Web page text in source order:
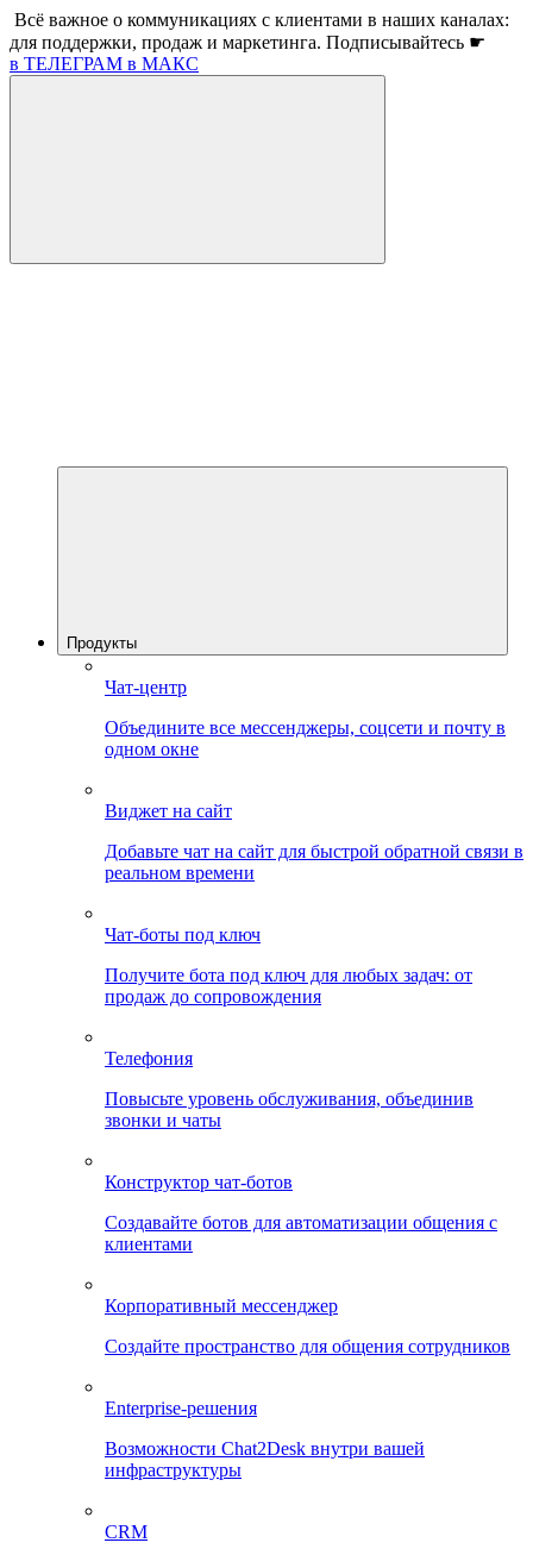
Всё важное о коммуникациях с клиентами в наших каналах:
для поддержки, продаж и маркетинга. Подписывайтесь ☛
в ТЕЛЕГРАМ в МАКС
Продукты
Чат-центр
Объедините все мессенджеры, соцсети и почту в
одном окне
Виджет на сайт
Добавьте чат на сайт для быстрой обратной связи в
реальном времени
Чат-боты под ключ
Получите бота под ключ для любых задач: от
продаж до сопровождения
Телефония
Повысьте уровень обслуживания, объединив
звонки и чаты
Конструктор чат-ботов
Создавайте ботов для автоматизации общения с
клиентами
Корпоративный мессенджер
Создайте пространство для общения сотрудников
Enterprise-решения
Возможности Chat2Desk внутри вашей
инфраструктуры
CRM